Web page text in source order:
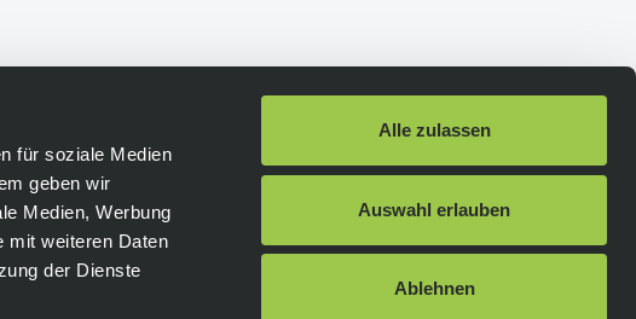
für soziale Medien
geben wir
Medien, Werbung
mit weiteren Daten
der Dienste
Alle zulassen
Auswahl erlauben
Ablehnen
Schneller Versand:
DHL Express